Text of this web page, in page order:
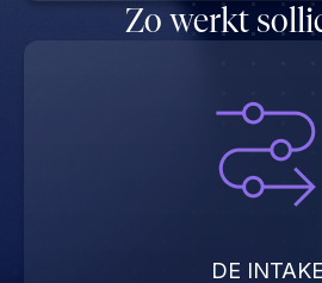
Zo werkt
DE INTAKE